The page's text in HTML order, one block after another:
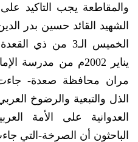
والمقاطعة يجب التاكيد
الشهيد القائد حسين بدر
يناير 2002م من
مران محافظة صعدة-
الذل والتبعية والرضوخ
العدوانية على الأمة
الباحثون أن الصرخة-التي